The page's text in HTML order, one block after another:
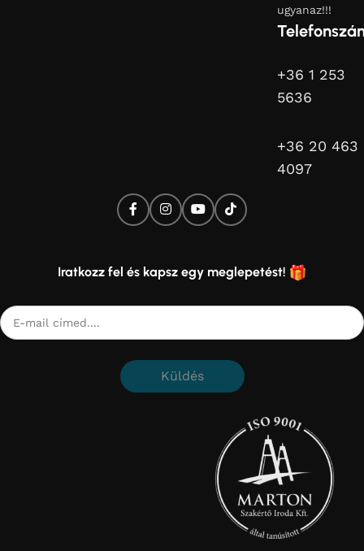
ugyanaz!!!
+36 1 253
5636
+36 20 463
4097
Iratkozz fel és kapsz egy meglepetést!
Küldés